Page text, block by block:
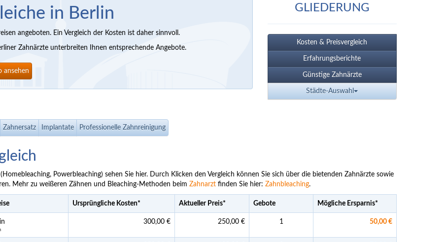
in Berlin
angeboten. Ein Vergleich der Kosten ist daher sinnvoll.
Zahnärzte unterbreiten Ihnen entsprechende Angebote.
ansehen
GLIEDERUNG
Kosten & Preisvergleich
Erfahrungsberichte
Günstige Zahnärzte
Städte-Auswahl
Zahnersatz Implantate Professionelle Zahnreinigung
Powerbleaching) sehen Sie hier. Durch Klicken den Vergleich können Sie sich über die bietenden Zahnärzte sowie
Mehr zu weißeren Zähnen und Bleaching-Methoden beim Zahnarzt finden Sie hier: Zahnbleaching.
Ursprüngliche Kosten* Aktueller Preis* Gebote Mögliche Ersparnis*
300,00 € 250,00 € 1 50,00 €